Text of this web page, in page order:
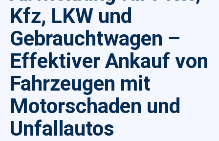
Kfz, LKW und
Gebrauchtwagen –
Effektiver Ankauf von
Fahrzeugen mit
Motorschaden und
Unfallautos